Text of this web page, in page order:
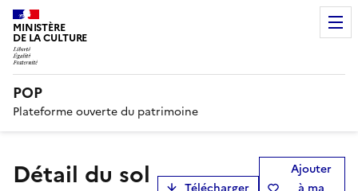
MINISTÈRE
DE LA CULTURE
POP
Plateforme ouverte du patrimoine
détail du sol
Ajouter